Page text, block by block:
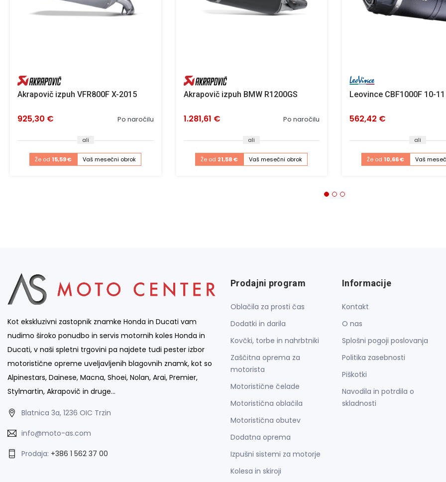
Akrapovič izpuh VFR800F X-2015
Po naročilu
925,30 €
ali
Že od 15,59 € Vaš mesečni obrok
Akrapovič izpuh BMW R1200GS
Po naročilu
1.281,61 €
ali
Že od 21,58 € Vaš mesečni obrok
Leovince CBF1000F 10-
562,42 €
ali
Že od 10,66 € Vaš
Kot ekskluzivni zastopnik znamke Honda in Ducati vam
nudimo široko ponudbo in servis motornih koles Honda in
Ducati, v naši spletni trgovini pa najdete tudi pester izbor
motoristične opreme uveljavljenih blagovnih znamk, kot so
Alpinestars, Dainese, Macna, Shoei, Nolan, Arai, Premier,
Stylmartin, Akrapovič in druge…
Blatnica 3a, 1236 OIC Trzin
info@moto-as.com
Prodaja: +386 1 562 37 00
Prodajni program
Oblačila za prosti čas
Dodatki in darila
Kovčki, torbe in nahrbtniki
Zaščitna oprema za
motorista
Motoristične čelade
Motoristična oblačila
Motoristična obutev
Dodatna oprema
Izpušni sistemi za motorje
Kolesa in skiroji
Informacije
Kontakt
O nas
Splošni pogoji poslovanja
Politika zasebnosti
Piškotki
Navodila in potrdila o
skladnosti